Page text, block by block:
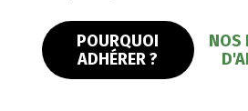
POURQUOI
ADHÉRER ?
NOS